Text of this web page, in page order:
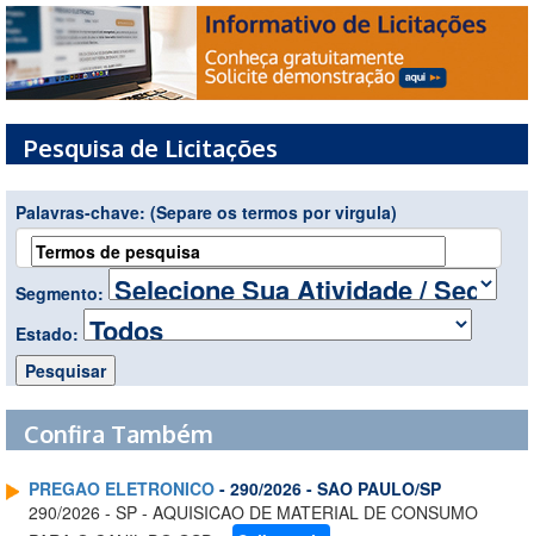
Pesquisa de Licitações
Palavras-chave: (Separe os termos por virgula)
Segmento:
Estado:
Confira Também
PREGAO ELETRONICO - 290/2026 - SAO PAULO/SP
290/2026 - SP - AQUISICAO DE MATERIAL DE CONSUMO